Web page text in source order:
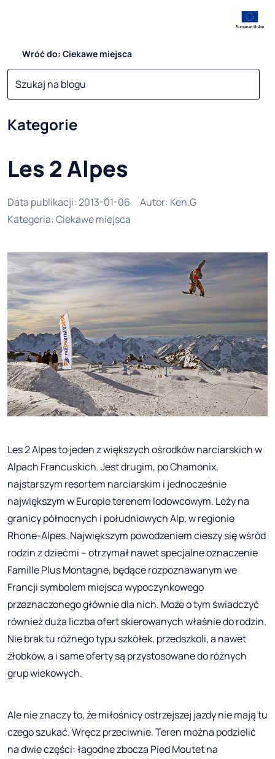
Wróć do: Ciekawe miejsca
Kategorie
Les 2 Alpes
Data publikacji: 2013-01-06 Autor: Ken.G
Kategoria: Ciekawe miejsca
Les 2 Alpes to jeden z większych ośrodków narciarskich w
Alpach Francuskich. Jest drugim, po Chamonix,
najstarszym resortem narciarskim i jednocześnie
największym w Europie terenem lodowcowym. Leży na
granicy północnych i południowych Alp, w regionie
Rhone-Alpes. Największym powodzeniem cieszy się wśród
rodzin z dziećmi – otrzymał nawet specjalne oznaczenie
Famille Plus Montagne, będące rozpoznawanym we
Francji symbolem miejsca wypoczynkowego
przeznaczonego głównie dla nich. Może o tym świadczyć
również duża liczba ofert skierowanych właśnie do rodzin.
Nie brak tu różnego typu szkółek, przedszkoli, a nawet
żłobków, a i same oferty są przystosowane do różnych
grup wiekowych.
Ale nie znaczy to, że miłośnicy ostrzejszej jazdy nie mają tu
czego szukać. Wręcz przeciwnie. Teren można podzielić
na dwie części: łagodne zbocza Pied Moutet na